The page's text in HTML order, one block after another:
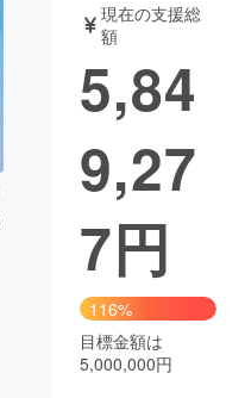
書籍・雑誌
チャレンジ
CAMPFIRE Creation
ya コミュニティ
現在の支援総
額
5,84
9,27
7円
116%
目標金額は
5,000,000円